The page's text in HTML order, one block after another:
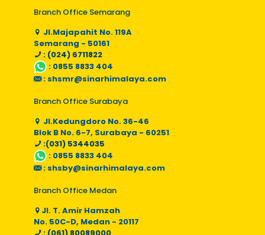
Branch Office Semarang
Jl.Majapahit No. 119A
Semarang - 50161
: (024) 6711822
: 0855 8833 404
: shsmr@sinarhimalaya.com
Branch Office Surabaya
Jl.Kedungdoro No. 36-46
Blok B No. 6-7, Surabaya - 60251
:(031) 5344035
: 0855 8833 404
: shsby@sinarhimalaya.com
Branch Office Medan
Jl. T. Amir Hamzah
No. 50C-D, Medan - 20117